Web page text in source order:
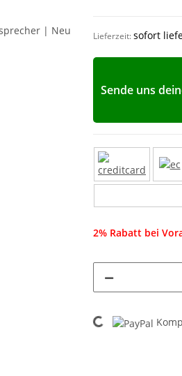
Lieferzeit:sofort
Sende uns
2% Rabatt bei
Loading...